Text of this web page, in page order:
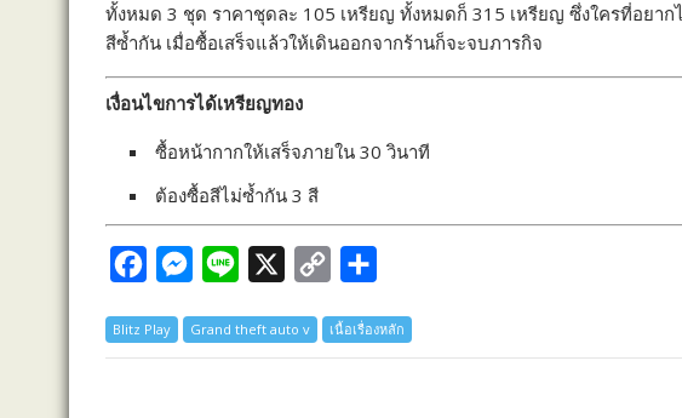
b
o
o
k
e
n
g
e
r
L
i
k
e
ทั้งหมด 3 ชุด ราคาชุดละ 105 เหรียญ ทั้งหมดก็ 315 เหรียญ ซึ่งใครที่อยา
สีซ้ำกัน เมื่อซื้อเสร็จแล้วให้เดินออกจากร้านก็จะจบภารกิจ
เงื่อนไขการได้เหรียญทอง
ซื้อหน้ากากให้เสร็จภายใน 30 วินาที
ต้องซื้อสีไม่ซ้ำกัน 3 สี
c
M
s
n
p
a
Blitz Play Grand theft auto v เนื้อเรื่องหลัก